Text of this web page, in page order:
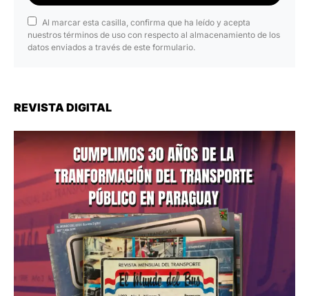
Al marcar esta casilla, confirma que ha leído y acepta
nuestros términos de uso con respecto al almacenamiento de los
datos enviados a través de este formulario.
REVISTA DIGITAL